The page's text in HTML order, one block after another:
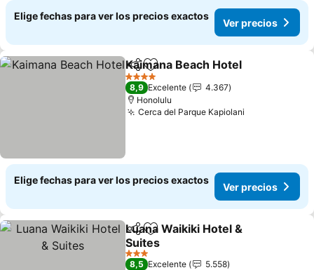
Elige fechas para ver los precios exactos
Ver precios
CompartirAgregar a favoritos
Kaimana Beach Hotel
4 Estrellas
8,9 Excelente
4.367
Honolulu
Cerca del Parque Kapiolani
Elige fechas para ver los precios exactos
Ver precios
CompartirAgregar a favoritos
Luana Waikiki Hotel &
Suites
3 Estrellas
8,5 Excelente
5.558